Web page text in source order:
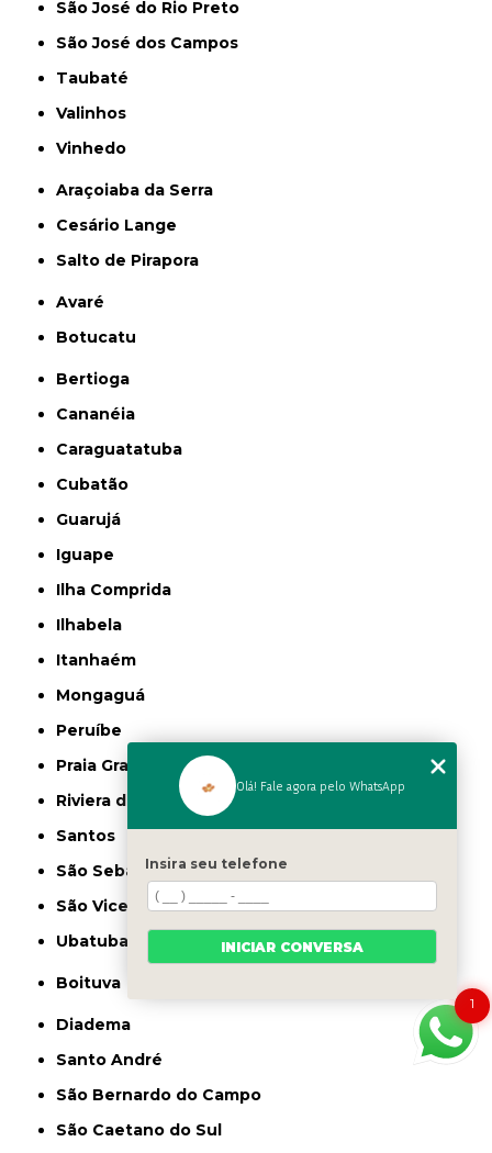
São José do Rio Preto
São José dos Campos
Taubaté
Valinhos
Vinhedo
Araçoiaba da Serra
Cesário Lange
Salto de Pirapora
Avaré
Botucatu
Bertioga
Cananéia
Caraguatatuba
Cubatão
Guarujá
Iguape
Ilha Comprida
Ilhabela
Itanhaém
Mongaguá
Peruíbe
Praia Grande
Riviera de São Lourenço
Santos
São Sebastião
São Vicente
Ubatuba
Boituva
Diadema
Santo André
São Bernardo do Campo
São Caetano do Sul
1
Olá! Fale agora pelo WhatsApp
Insira seu telefone
INICIAR CONVERSA